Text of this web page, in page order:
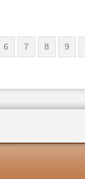
6 7 8 9